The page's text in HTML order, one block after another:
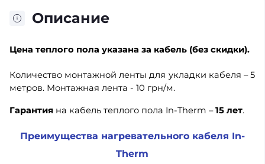
Описание
Цена теплого пола указана за кабель (без скидки).
Количество монтажной ленты для укладки кабеля – 5
метров. Монтажная лента - 10 грн/м.
Гарантия на кабель теплого пола In-Therm –15 лет.
Преимущества нагревательного кабеля In-
Therm